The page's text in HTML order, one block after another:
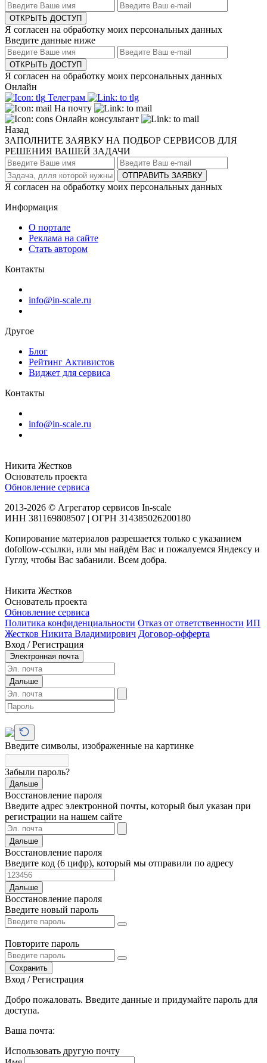
ОТКРЫТЬ ДОСТУП
Я согласен на обработку моих персональных данных
Введите данные ниже
ОТКРЫТЬ ДОСТУП
Я согласен на обработку моих персональных данных
Онлайн
Телеграм
На почту
Онлайн консультант
Назад
ЗАПОЛНИТЕ ЗАЯВКУ НА ПОДБОР СЕРВИСОВ ДЛЯ
РЕШЕНИЯ ВАШЕЙ ЗАДАЧИ
ОТПРАВИТЬ ЗАЯВКУ
Я согласен на обработку моих персональных данных
Информация
О портале
Реклама на сайте
Стать автором
Контакты
info@in-scale.ru
Другое
Блог
Рейтинг Активистов
Виджет для сервиса
Контакты
info@in-scale.ru
Никита Жестков
Основатель проекта
Обновление сервиса
2013-2026 © Агрегатор сервисов In-scale
ИНН 381169808507 | ОГРН 314385026200180
Копирование материалов разрешается только с указанием
dofollow-ссылки, или мы найдём Вас и пожалуемся Яндексу и
Гуглу, чтобы Вас забанили. Всем добра.
Никита Жестков
Основатель проекта
Обновление сервиса
Политика конфиденциальности Отказ от ответственности ИП
Жестков Никита Владимирович Договор-офферта
Вход / Регистрация
Электронная почта
Дальше
Введите символы, изображенные на картинке
Забыли пароль?
Дальше
Восстановление пароля
Введите адрес электронной почты, который был указан при
регистрации на нашем сайте
Дальше
Восстановление пароля
Введите код (6 цифр), который мы отправили по адресу
Дальше
Восстановление пароля
Введите новый пароль
Повторите пароль
Сохранить
Вход / Регистрация
Добро пожаловать. Введите данные и придумайте пароль для
доступа.
Ваша почта:
Использовать другую почту